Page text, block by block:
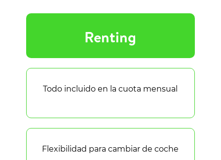
Renting
Todo incluido en la cuota mensual
Flexibilidad para cambiar de coche